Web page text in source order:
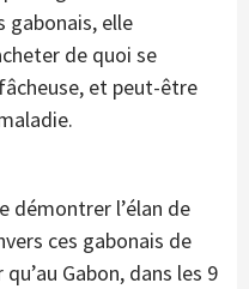
gabonais, elle
de quoi se
et peut-être
démontrer l’élan de
ces gabonais de
Gabon, dans les 9